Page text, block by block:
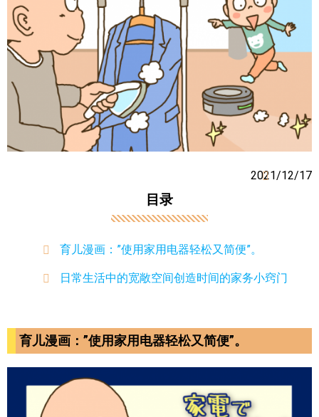
2021/12/17
目录
育儿漫画：”使用家用电器轻松又简便”。
日常生活中的宽敞空间创造时间的家务小窍门
育儿漫画：”使用家用电器轻松又简便”。